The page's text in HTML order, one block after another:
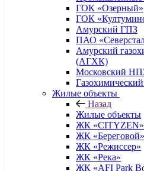
ГОК «Озерный»
ГОК
Амурский ГПЗ
ПАО
Амурский
(АГХК)
Московский
Жилые объекты
Назад
Жилые объекты
ЖК «CITYZEN»
ЖК «Береговой»
ЖК «Режиссер»
ЖК «Река»
ЖК «AFI Park